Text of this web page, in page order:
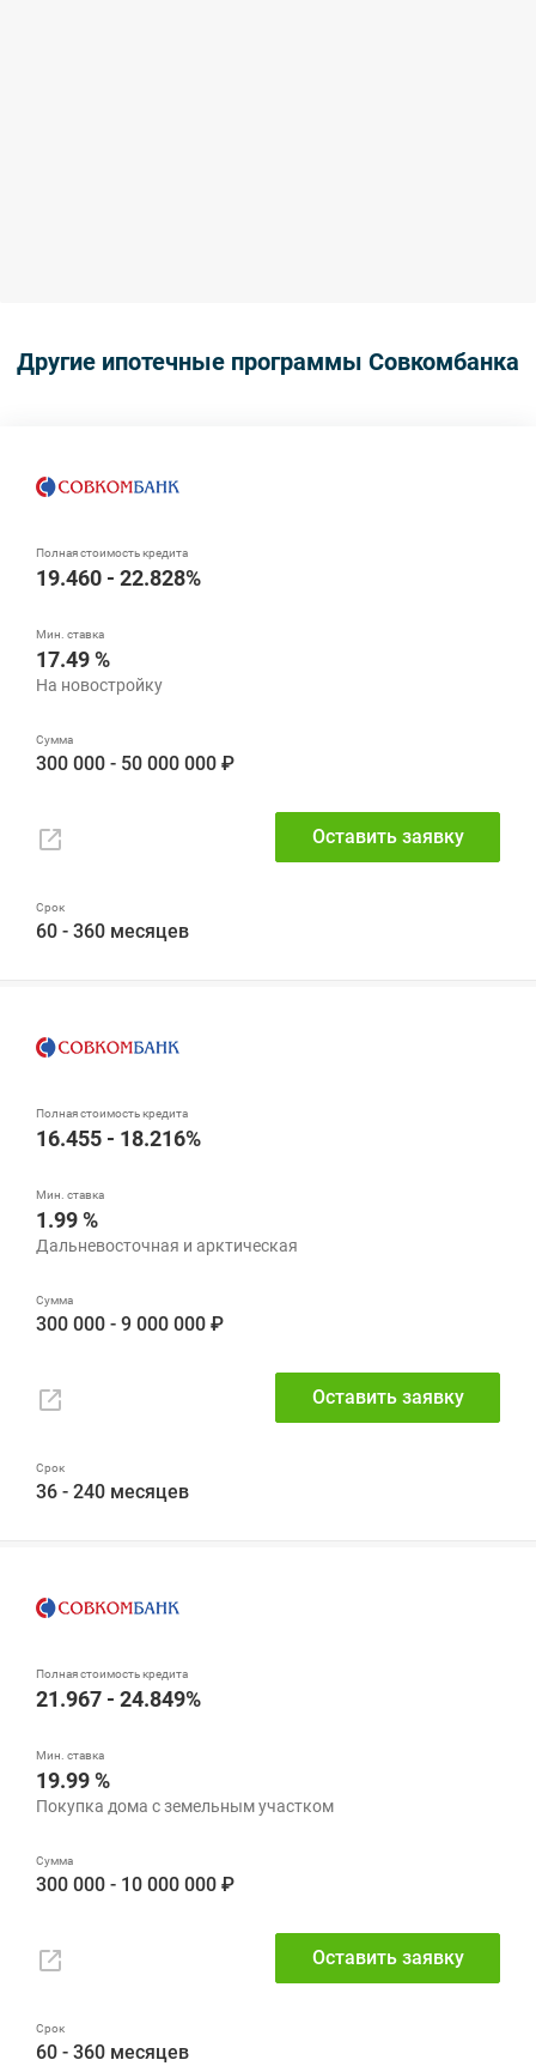
Другие ипотечные программы Совкомбанка
19.460 - 22.828%
17.49 %
300 000 - 50 000 000 ₽
60 - 360 месяцев
Оставить заявку
16.455 - 18.216%
1.99 %
300 000 - 9 000 000 ₽
36 - 240 месяцев
Оставить заявку
21.967 - 24.849%
19.99 %
300 000 - 10 000 000 ₽
60 - 360 месяцев
Оставить заявку